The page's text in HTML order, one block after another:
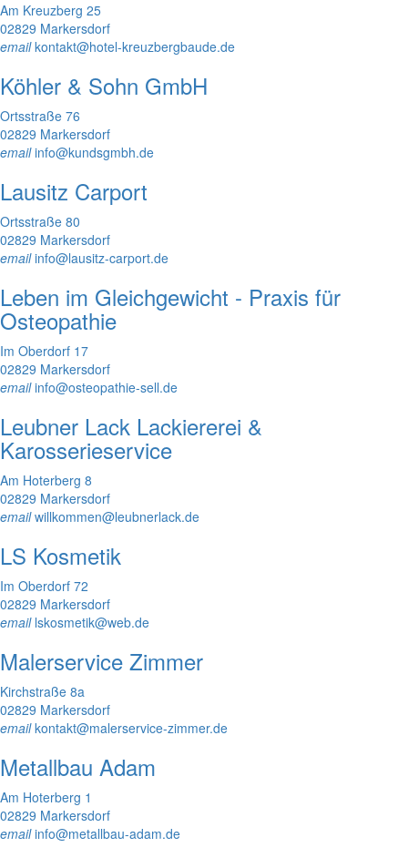
Am Kreuzberg 25
02829 Markersdorf
emailkontakt@hotel-kreuzbergbaude.de
Köhler & Sohn GmbH
Ortsstraße 76
02829 Markersdorf
emailinfo@kundsgmbh.de
Lausitz Carport
Ortsstraße 80
02829 Markersdorf
emailinfo@lausitz-carport.de
Leben im Gleichgewicht - Praxis für
Osteopathie
Im Oberdorf 17
02829 Markersdorf
emailinfo@osteopathie-sell.de
Leubner Lack Lackiererei &
Karosserieservice
Am Hoterberg 8
02829 Markersdorf
emailwillkommen@leubnerlack.de
LS Kosmetik
Im Oberdorf 72
02829 Markersdorf
emaillskosmetik@web.de
Malerservice Zimmer
Kirchstraße 8a
02829 Markersdorf
emailkontakt@malerservice-zimmer.de
Metallbau Adam
Am Hoterberg 1
02829 Markersdorf
emailinfo@metallbau-adam.de